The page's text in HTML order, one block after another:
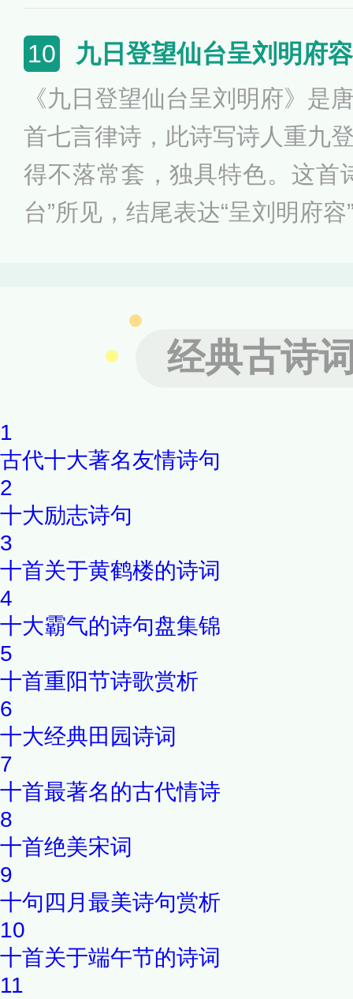
了诗人虽然年老仍有少年的情
趣。
10 九日登望仙台呈刘明府容
《九日登望仙台呈刘明府》是
首七言律诗，此诗写诗人重九
得不落常套，独具特色。这首
台”所见，结尾表达“呈刘明府
抒情于一炉，透露出一股浓浓
世佳作之一。 经典古诗
1
古代十大著名友情诗句
2
十大励志诗句
3
十首关于黄鹤楼的诗词
4
十大霸气的诗句盘集锦
5
十首重阳节诗歌赏析
6
十大经典田园诗词
7
十首最著名的古代情诗
8
十首绝美宋词
9
十句四月最美诗句赏析
10
十首关于端午节的诗词
11